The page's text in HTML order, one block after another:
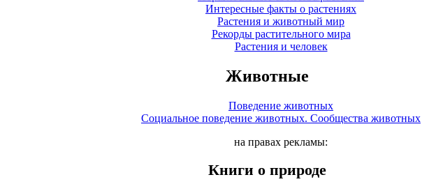
Интересные факты о растениях
Растения и животный мир
Рекорды растительного мира
Растения и человек
Животные
Поведение животных
Социальное поведение животных. Сообщества животных
на правах рекламы:
Книги о природе